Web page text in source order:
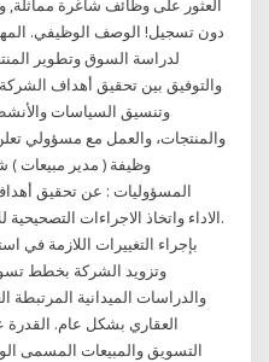
العثور على وظائف شاغرة
وتنسيق السياسات
والمنتجات، والعمل مع مسؤولي
وظيفة ( مدير مبيعات )
المسؤوليات : عن تحقيق أهداف
.الاداء واتخاذ الاجراءات
بإجراء التغييرات اللازمة في
وتزويد الشركة بخطط
والدراسات الميدانية
العقاري بشكل عام. القدرة
التسويق والمبيعات المسمى